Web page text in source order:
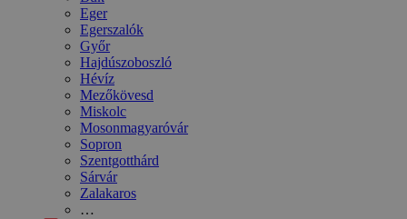
Eger
Egerszalók
Győr
Hajdúszoboszló
Hévíz
Mezőkövesd
Miskolc
Mosonmagyaróvár
Sopron
Szentgotthárd
Sárvár
Zalakaros
…